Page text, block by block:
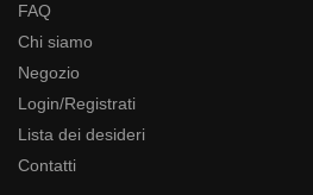
FAQ
Chi siamo
Negozio
Login/Registrati
Lista dei desideri
Contatti